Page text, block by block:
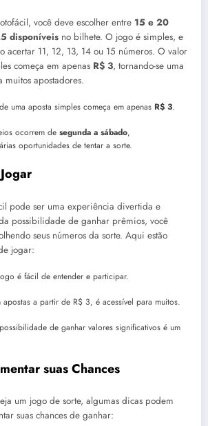
você deve escolher entre 15 e 20
disponíveis no bilhete. O jogo é simples, e
acertar 11, 12, 13, 14 ou 15 números. O valor
começa em apenas R$ 3, tornando-se uma
muitos apostadores.
uma aposta simples começa em apenas R$ 3.
ocorrem de segunda a sábado,
oportunidades de tentar a sorte.
pode ser uma experiência divertida e
possibilidade de ganhar prêmios, você
seus números da sorte. Aqui estão
jogar:
é fácil de entender e participar.
apostas a partir de R$ 3, é acessível para muitos.
de ganhar valores significativos é um
suas Chances
um jogo de sorte, algumas dicas podem
suas chances de ganhar: